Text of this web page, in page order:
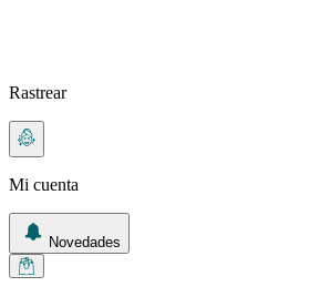
Rastrear
Mi cuenta
Novedades